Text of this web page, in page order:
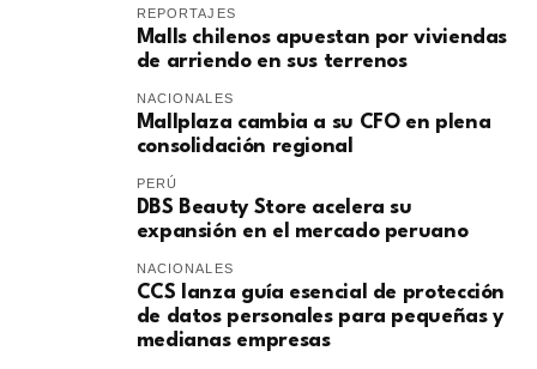
REPORTAJES
Malls chilenos apuestan por viviendas
de arriendo en sus terrenos
NACIONALES
Mallplaza cambia a su CFO en plena
consolidación regional
PERÚ
DBS Beauty Store acelera su
expansión en el mercado peruano
NACIONALES
CCS lanza guía esencial de protección
de datos personales para pequeñas y
medianas empresas